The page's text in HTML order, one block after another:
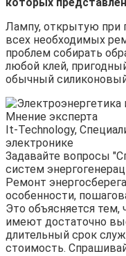
Лампу, открытую при
всех необходимых
проблем собирать
любой клей,
обычный
Мнение эксперта
It-Technology,
электронике
Задавайте вопросы
систем
Ремонт
особенности,
Это объясняется
имеют достаточно
длительный срок
стоимость.